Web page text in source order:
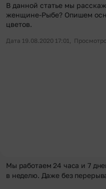
В данной статье мы
женщине-Рыбе? Опишем
цветов.
Дата 19.08.2020 17:01,
Мы работаем 24 часа и 7
в неделю. Даже без